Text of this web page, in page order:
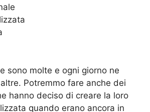
sono molte e ogni giorno ne
Potremmo fare anche dei
hanno deciso di creare la loro
quando erano ancora in